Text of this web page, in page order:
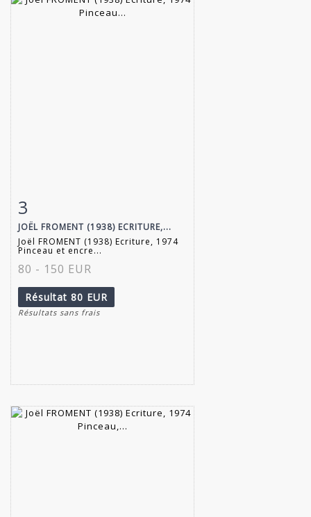
Fiche détaillée
3
JOËL FROMENT (1938) ECRITURE,...
Joël FROMENT (1938) Ecriture, 1974
Pinceau et encre...
80 - 150 EUR
Résultat 80 EUR
Résultats sans frais